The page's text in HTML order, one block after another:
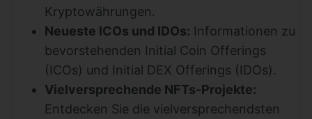
Kryptowährungen.
Neueste ICOs und IDOs: Informationen zu
bevorstehenden Initial Coin Offerings
(ICOs) und Initial DEX Offerings (IDOs).
Vielversprechende NFTs-Projekte:
Entdecken Sie die vielversprechendsten